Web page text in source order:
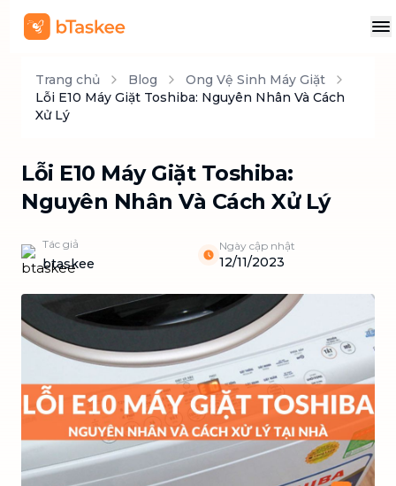
Trang chủ Blog
Ong Vệ Sinh Máy Giặt
Lỗi E10 Máy Giặt Toshiba: Nguyên Nhân Và Cách
Xử Lý
Lỗi E10 Máy Giặt Toshiba:
Nguyên Nhân Và Cách Xử Lý
Tác giả
btaskee
Ngày cập nhật
12/11/2023